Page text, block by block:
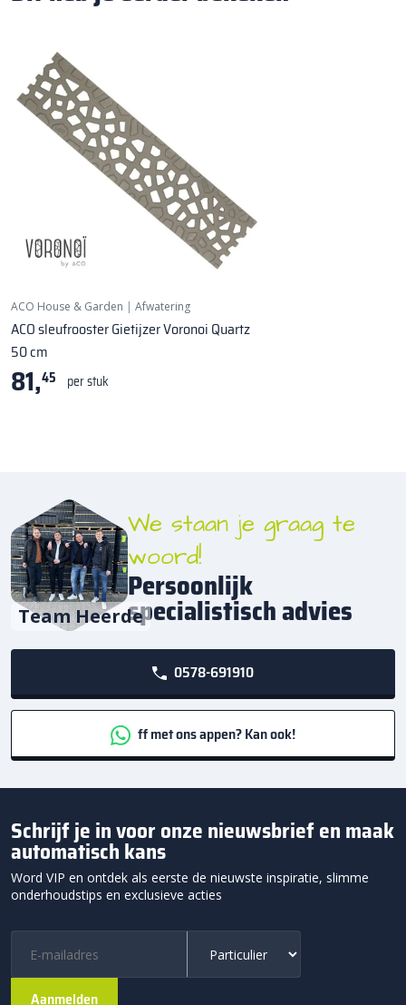
ACO House & Garden | Afwatering
ACO sleufrooster Gietijzer Voronoi Quartz
50 cm
81,45 per stuk
Team Heerde
We staan je graag te
woord!
Persoonlijk
specialistisch advies
0578-691910
ff met ons appen? Kan ook!
Schrijf je in voor onze nieuwsbrief en maak
automatisch kans
Word VIP en ontdek als eerste de nieuwste inspiratie, slimme
onderhoudstips en exclusieve acties